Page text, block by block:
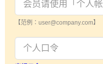
【范例：user@company.com】